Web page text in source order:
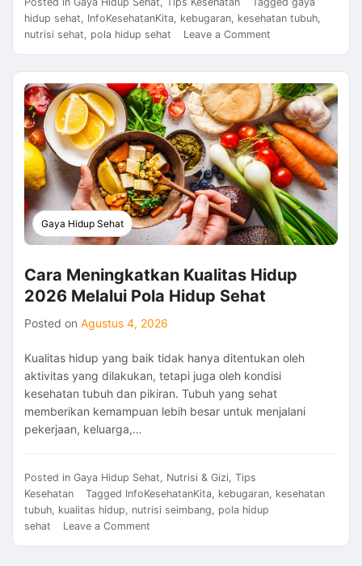
hidup sehat, InfoKesehatanKita, kebugaran, kesehatan tubuh,
nutrisi sehat, pola hidup sehat Leave a Comment
Kesehatan
Tubuh
2026
Dengan
Kebiasaan
Sehat
Sehari-
Hari
Gaya Hidup Sehat
Cara Meningkatkan Kualitas Hidup
2026 Melalui Pola Hidup Sehat
Posted on Agustus 4, 2026
Kualitas hidup yang baik tidak hanya ditentukan oleh
aktivitas yang dilakukan, tetapi juga oleh kondisi
kesehatan tubuh dan pikiran. Tubuh yang sehat
memberikan kemampuan lebih besar untuk menjalani
pekerjaan, keluarga,…
Posted in Gaya Hidup Sehat, Nutrisi & Gizi, Tips
Kesehatan
Tagged InfoKesehatanKita, kebugaran, kesehatan
tubuh, kualitas hidup, nutrisi seimbang, pola hidup
sehat
Leave a Comment